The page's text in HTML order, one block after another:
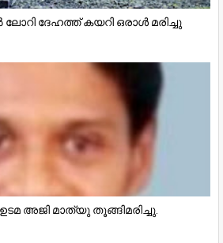
ദേഹത്ത് കയറി ഒരാള്‍ മരിച്ചു
അജി മാത്യു തൂങ്ങിമരിച്ചു.